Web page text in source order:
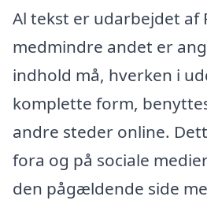
Al tekst er udarbejdet af
medmindre andet er
indhold må, hverken i
komplette form,
andre steder online.
fora og på sociale
den pågældende side